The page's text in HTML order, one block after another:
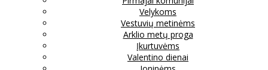
Velykoms
Vestuvių metinėms
Arklio metų proga
Įkurtuvėms
Valentino dienai